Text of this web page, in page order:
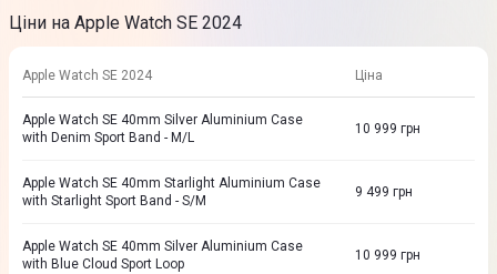
Ціни на Apple Watch SE 2024
Apple Watch SE 2024 Ціна
Apple Watch SE 40mm Silver Aluminium Case
with Denim Sport Band - M/L
10 999 грн
Apple Watch SE 40mm Starlight Aluminium Case
with Starlight Sport Band - S/M
9 499 грн
Apple Watch SE 40mm Silver Aluminium Case
with Blue Cloud Sport Loop
10 999 грн